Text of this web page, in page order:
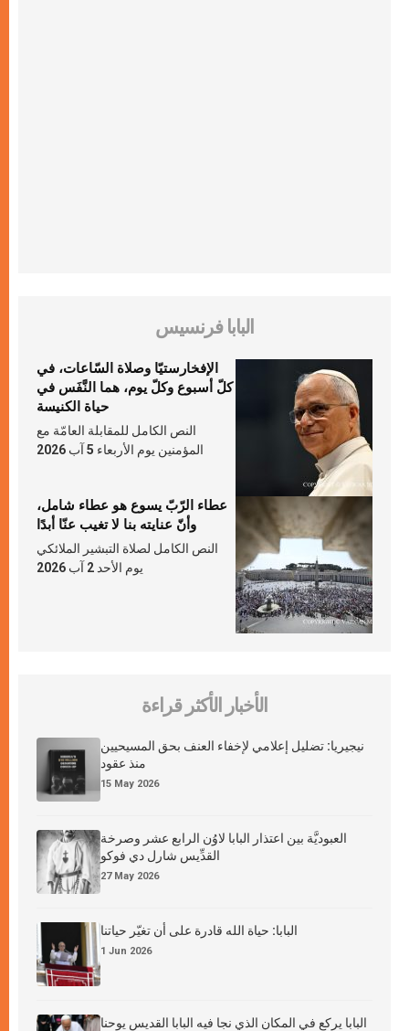
البابا فرنسيس
الإفخارستيّا وصلاة السّاعات، في
كلّ أسبوع وكلّ يوم، هما النَّفَس في
حياة الكنيسة
النص الكامل للمقابلة العامّة مع
المؤمنين يوم الأربعاء 5 آب 2026
عطاء الرّبّ يسوع هو عطاء شامل،
وأنّ عنايته بنا لا تغيب عنّا أبدًا
النص الكامل لصلاة التبشير الملائكي
يوم الأحد 2 آب 2026
الأخبار الأكثر قراءة
نيجيريا: تضليل إعلامي لإخفاء العنف بحق المسيحيين
منذ عقود
15 May 2026
العبوديَّة بين اعتذار البابا لاوُن الرابع عشر وصرخة
القدِّيس شارل دي فوكو
27 May 2026
البابا: حياة الله قادرة على أن تغيّر حياتنا
1 Jun 2026
البابا يركع في المكان الذي نجا فيه البابا القديس يوحنا